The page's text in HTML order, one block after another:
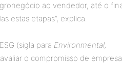
ao vendedor, até o
estas etapas”, explica.
(sigla para Environmental,
o compromisso de